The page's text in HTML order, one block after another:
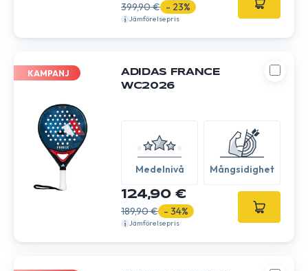
399,90 € - 23%
Jämförelsepris
KAMPANJ
ADIDAS FRANCE
WC2026
Medelnivå Mångsidighet
124,90 €
189,90 € - 34%
Jämförelsepris